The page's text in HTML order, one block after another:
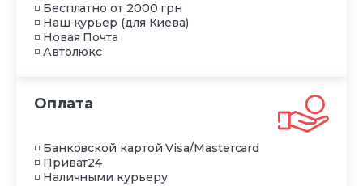
◽ Бесплатно от 2000 грн
◽ Наш курьер (для Киева)
◽ Новая Почта
◽ Автолюкс
Оплата
◽ Банковской картой Visa/Mastercard
◽ Приват24
◽ Наличными курьеру